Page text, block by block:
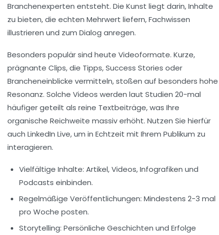
Branchenexperten entsteht. Die Kunst liegt darin, Inhalte
zu bieten, die echten Mehrwert liefern, Fachwissen
illustrieren und zum Dialog anregen.
Besonders populär sind heute Videoformate. Kurze,
prägnante Clips, die Tipps, Success Stories oder
Brancheneinblicke vermitteln, stoßen auf besonders hohe
Resonanz. Solche Videos werden laut Studien 20-mal
häufiger geteilt als reine Textbeiträge, was Ihre
organische Reichweite massiv erhöht. Nutzen Sie hierfür
auch LinkedIn Live, um in Echtzeit mit Ihrem Publikum zu
interagieren.
Vielfältige Inhalte: Artikel, Videos, Infografiken und
Podcasts einbinden.
Regelmäßige Veröffentlichungen: Mindestens 2-3 mal
pro Woche posten.
Storytelling: Persönliche Geschichten und Erfolge